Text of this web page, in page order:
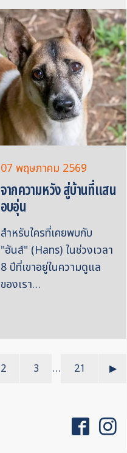
07 พฤษภาคม 2569
จากความหวัง สู่บ้านที่แสน
อบอุ่น
สำหรับใครที่เคยพบกับ
"ฮันส์" (Hans) ในช่วงเวลา
8 ปีที่เขาอยู่ในความดูแล
ของเรา…
2 3 … 21 ▶︎